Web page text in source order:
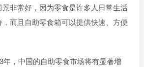
非常好，因为零食是许多人日常生活
而且自助零食箱可以提供快速、方便
年，中国的自助零食市场将有显著增